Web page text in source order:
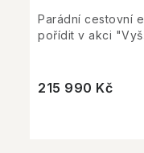
215 990 Kč
Parádní cestovní
pořídit v akci